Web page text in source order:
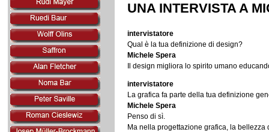
UNA INTERVISTA A
intervistatore
Qual è la tua definizione di design?
Michele Spera
Il design migliora lo spirito umano
intervistatore
La grafica fa parte della tua definizione
Michele Spera
Penso di sì.
Ma nella progettazione grafica, la